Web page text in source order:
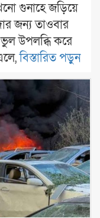
গুনাহে জড়িয়ে
জন্য তাওবার
উপলব্ধি করে
বিস্তারিত পড়ুন